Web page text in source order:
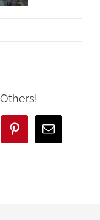
PinterestEmail